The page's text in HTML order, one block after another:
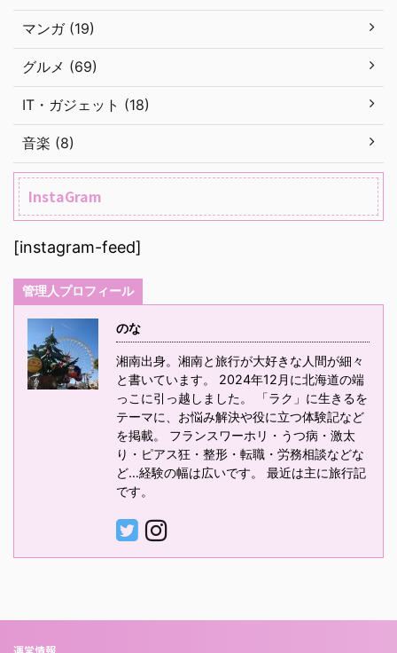
マンガ (19)
グルメ (69)
IT・ガジェット (18)
音楽 (8)
InstaGram
[instagram-feed]
管理人プロフィール
のな
湘南出身。湘南と旅行が大好きな人間が細々
と書いています。 2024年12月に北海道の端
っこに引っ越しました。 「ラク」に生きるを
テーマに、お悩み解決や役に立つ体験記など
を掲載。 フランスワーホリ・うつ病・激太
り・ピアス狂・整形・転職・労務相談などな
ど…経験の幅は広いです。 最近は主に旅行記
です。
運営情報